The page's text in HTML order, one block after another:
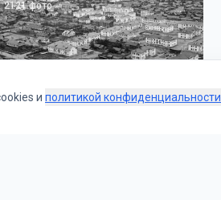
2121фото
и политикой конфиденциальности.